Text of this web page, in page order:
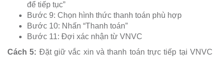
để tiếp tục”
Bước 9: Chọn hình thức thanh toán phù hợp
Bước 10: Nhấn “Thanh toán”
Bước 11: Đợi xác nhận từ VNVC
Cách 5: Đặt giữ vắc xin và thanh toán trực tiếp tại VNVC